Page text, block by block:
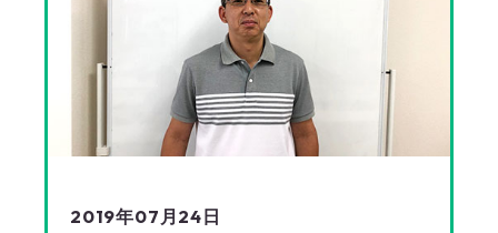
2019年07月24日